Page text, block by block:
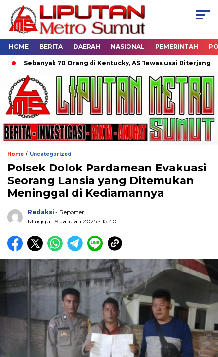
HOME BERITA DAERAH NASIONAL PEMERINTAH
70 Orang di Kentucky, AS Tewas usai Diterjang Tornado
Home / Uncategorized
Polsek Dolok Pardamean Evakuasi
Seorang Lansia yang Ditemukan
Meninggal di Kediamannya
Redaksi - Reporter
Minggu, 19 Januari 2025 - 15:40